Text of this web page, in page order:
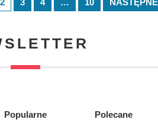
Popularne Polecane